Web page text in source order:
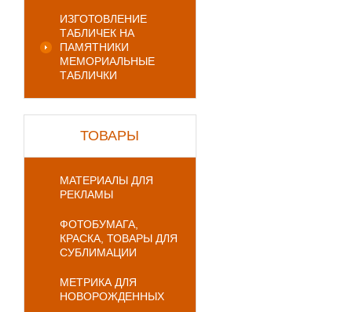
ИЗГОТОВЛЕНИЕ
ТАБЛИЧЕК НА
ПАМЯТНИКИ
МЕМОРИАЛЬНЫЕ
ТАБЛИЧКИ
ТОВАРЫ
МАТЕРИАЛЫ ДЛЯ
РЕКЛАМЫ
ФОТОБУМАГА,
КРАСКА, ТОВАРЫ ДЛЯ
СУБЛИМАЦИИ
МЕТРИКА ДЛЯ
НОВОРОЖДЕННЫХ